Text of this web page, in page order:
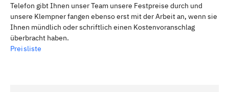
Telefon gibt Ihnen unser Team unsere Festpreise durch und
unsere Klempner fangen ebenso erst mit der Arbeit an, wenn sie
Ihnen mündlich oder schriftlich einen Kostenvoranschlag
überbracht haben.
Preisliste